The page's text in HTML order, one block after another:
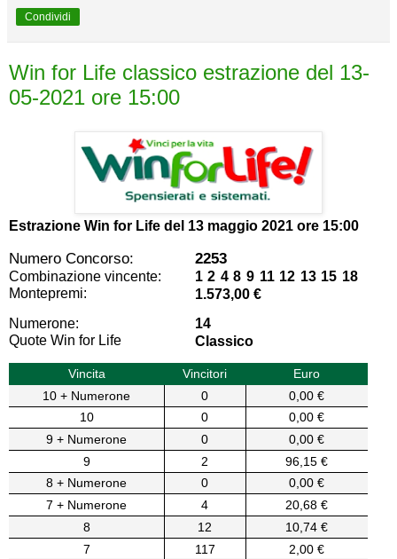
Condividi
Win for Life classico estrazione del 13-
05-2021 ore 15:00
Estrazione Win for Life del 13 maggio 2021 ore 15:00
Numero Concorso: 2253
Combinazione vincente:
1 2 4 8 9 11 12 13 15 18
Montepremi:
1.573,00 €
Numerone:
14
Quote Win for Life
Classico
Vincita Vincitori
Euro
10 + Numerone
0
0,00 €
10
0
0,00 €
9 + Numerone
0
0,00 €
9
2
96,15 €
8 + Numerone
0
0,00 €
7 + Numerone
4
20,68 €
8
12
10,74 €
7
117
2,00 €